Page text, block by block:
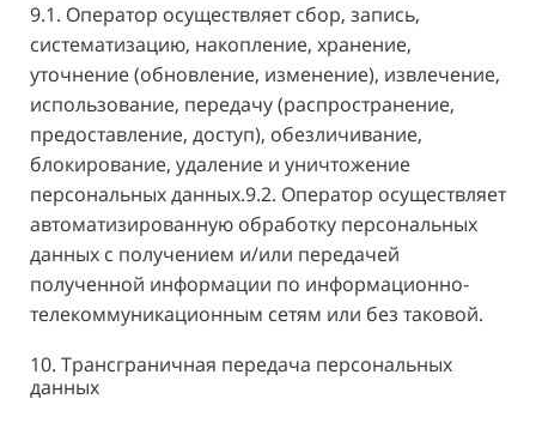
9.1. Оператор осуществляет сбор, запись,
систематизацию, накопление, хранение,
уточнение (обновление, изменение), извлечение,
использование, передачу (распространение,
предоставление, доступ), обезличивание,
блокирование, удаление и уничтожение
персональных данных.9.2. Оператор осуществляет
автоматизированную обработку персональных
данных с получением и/или передачей
полученной информации по информационно-
телекоммуникационным сетям или без таковой.
10. Трансграничная передача персональных
данных